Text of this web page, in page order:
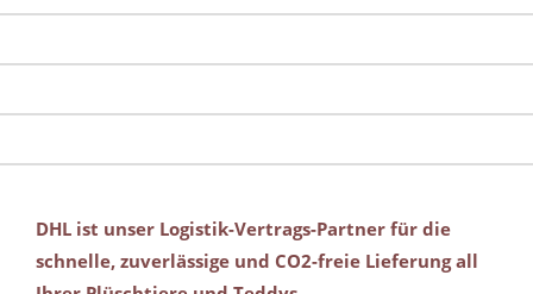
DHL ist unser Logistik-Vertrags-Partner für die
schnelle, zuverlässige und CO2-freie Lieferung all